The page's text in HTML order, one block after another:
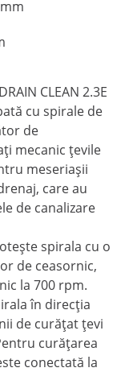
CLEAN 2.3E
cu spirale de
de
mecanic țevile
meseriașii
care au
de canalizare
spirala cu o
de ceasornic,
la 700 rpm.
în direcția
de curățat țevi
curățarea
conectată la